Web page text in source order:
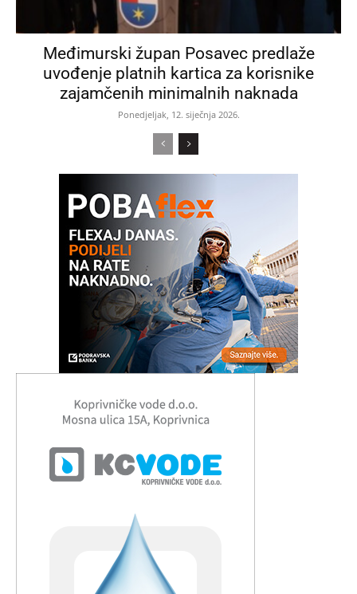
Međimurski župan Posavec predlaže
uvođenje platnih kartica za korisnike
zajamčenih minimalnih naknada
Ponedjeljak, 12. siječnja 2026.